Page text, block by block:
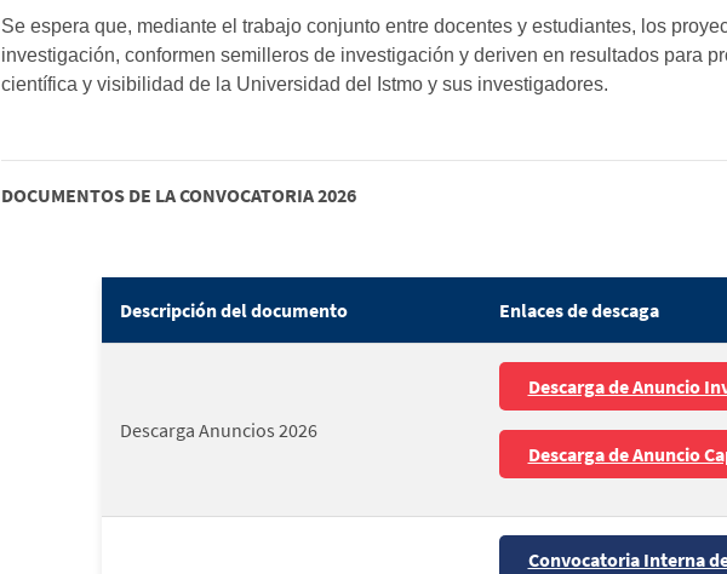
Se espera que, mediante el trabajo conjunto entre docentes y estudiantes, los
investigación, conformen semilleros de investigación y deriven en resultados para
científica y visibilidad de la Universidad del Istmo y sus investigadores.
DOCUMENTOS DE LA CONVOCATORIA 2026
Descripción del documento Enlaces de descaga
Descarga Anuncios 2026
Descarga de Anuncio
Descarga de Anuncio
Convocatoria Interna